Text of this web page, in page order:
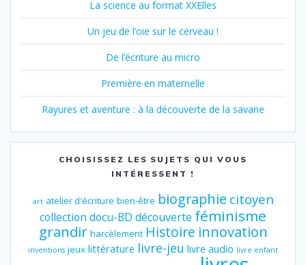
La science au format XXElles
Un jeu de l’oie sur le cerveau !
De l’écriture au micro
Première en maternelle
Rayures et aventure : à la découverte de la savane
CHOISISSEZ LES SUJETS QUI VOUS
INTÉRESSENT !
art atelier d'écriture bien-être biographie citoyen
collection docu-BD découverte féminisme
grandir harcèlement Histoire innovation
inventions jeux littérature livre-jeu livre audio livre enfant